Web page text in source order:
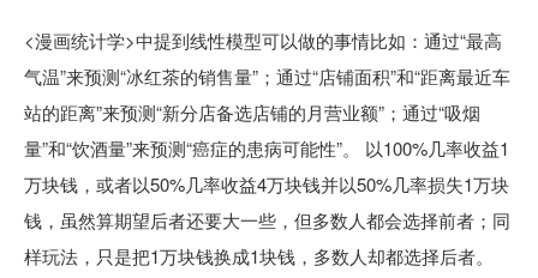
<漫画统计学>中提到线性模型可以做的事情比如：通过“最高
气温”来预测“冰红茶的销售量”；通过“店铺面积”和“距离最近车
站的距离”来预测“新分店备选店铺的月营业额”；通过“吸烟
量”和“饮酒量”来预测“癌症的患病可能性”。 以100%几率收益1
万块钱，或者以50%几率收益4万块钱并以50%几率损失1万块
钱，虽然算期望后者还要大一些，但多数人都会选择前者；同
样玩法，只是把1万块钱换成1块钱，多数人却都选择后者。